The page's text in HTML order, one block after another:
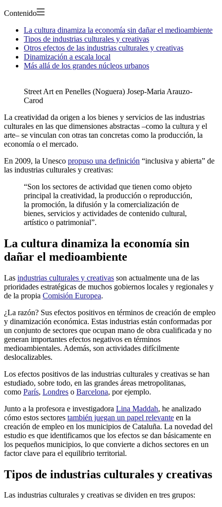
Contenido
La cultura dinamiza la economía sin dañar el medioambiente
Tipos de industrias culturales y creativas
Otros efectos de las industrias culturales y creativas
Dinamización a escala local
Más allá de los grandes núcleos urbanos
Street Art en Penelles (Noguera) Josep-Maria Arauzo-
Carod
La creatividad da origen a los bienes y servicios de las industrias
culturales en las que dimensiones abstractas –como la cultura y el
arte– se vinculan con otras tan concretas como la producción, la
economía o el mercado.
En 2009, la Unesco propuso una definición “inclusiva y abierta” de
las industrias culturales y creativas:
“Son los sectores de actividad que tienen como objeto
principal la creatividad, la producción o reproducción,
la promoción, la difusión y la comercialización de
bienes, servicios y actividades de contenido cultural,
artístico o patrimonial”.
La cultura dinamiza la economía sin
dañar el medioambiente
Las industrias culturales y creativas son actualmente una de las
prioridades estratégicas de muchos gobiernos locales y regionales y
de la propia Comisión Europea.
¿La razón? Sus efectos positivos en términos de creación de empleo
y dinamización económica. Estas industrias están conformadas por
un conjunto de sectores que ocupan mano de obra cualificada y no
generan importantes efectos negativos en términos
medioambientales. Además, son actividades difícilmente
deslocalizables.
Los efectos positivos de las industrias culturales y creativas se han
estudiado, sobre todo, en las grandes áreas metropolitanas,
como París, Londres o Barcelona, por ejemplo.
Junto a la profesora e investigadora Lina Maddah, he analizado
cómo estos sectores también juegan un papel relevante en la
creación de empleo en los municipios de Cataluña. La novedad del
estudio es que identificamos que los efectos se dan básicamente en
los pequeños municipios, lo que convierte a dichos sectores en un
factor clave para el equilibrio territorial.
Tipos de industrias culturales y creativas
Las industrias culturales y creativas se dividen en tres grupos: